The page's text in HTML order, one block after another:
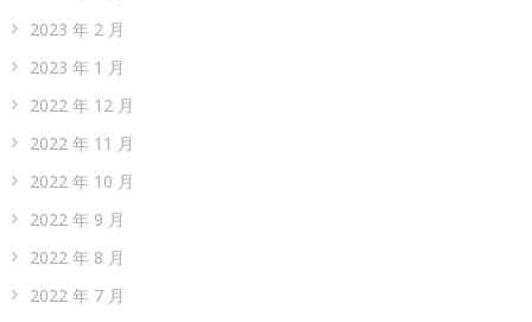
2023 年 2 月
2023 年 1 月
2022 年 12 月
2022 年 11 月
2022 年 10 月
2022 年 9 月
2022 年 8 月
2022 年 7 月